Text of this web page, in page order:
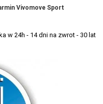
+
Vivomove Sport